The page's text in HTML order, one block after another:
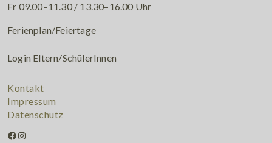
Fr 09.00–11.30 / 13.30–16.00 Uhr
Ferienplan/Feiertage
Login Eltern/SchülerInnen
Kontakt
Impressum
Datenschutz
Facebook Instagram